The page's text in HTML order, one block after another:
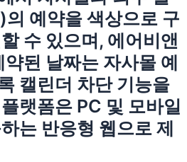
예약을 색상으로 구
수 있으며, 에어비앤
된 날짜는 자사몰 예
캘린더 차단 기능을
랫폼은 PC 및 모바일
는 반응형 웹으로 제